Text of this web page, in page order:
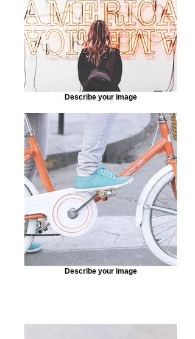
Describe your image
Describe your image